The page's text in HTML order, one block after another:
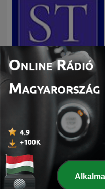
Saját Tőke Podcast